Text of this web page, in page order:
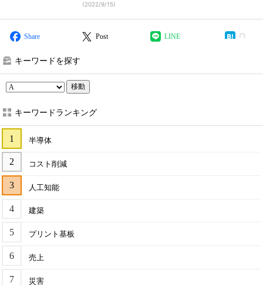
(2022/9/15)
Share Post LINE
キーワードを探す
移動
キーワードランキング
半導体
コスト削減
人工知能
建築
プリント基板
売上
災害